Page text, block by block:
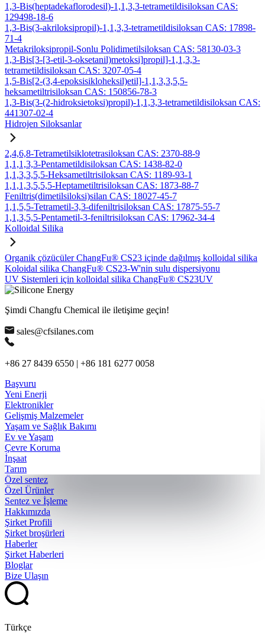
1,3-Bis(heptadekaflorodesil)-1,1,3,3-tetrametildisiloksan CAS:
129498-18-6
1,3-Bis(3-akriloksipropil)-1,1,3,3-tetrametildisiloksan CAS: 17898-
71-4
Metakriloksipropil-Sonlu Polidimetilsiloksan CAS: 58130-03-3
1,3-Bis[3-[3-etil-3-oksetanil)metoksi]propil]-1,1,3,3-
tetrametildisiloksan CAS: 3207-05-4
1,5-Bis[2-(3,4-epoksisikloheksil)etil]-1,1,3,3,5,5-
heksametiltrisiloksan CAS: 150856-78-3
1,3-Bis(3-(2-hidroksietoksi)propil)-1,1,3,3-tetrametildisiloksan CAS:
441307-02-4
Hidrojen Siloksanlar
2,4,6,8-Tetrametilsiklotetrasiloksan CAS: 2370-88-9
1,1,1,3,3-Pentametildisiloksan CAS: 1438-82-0
1,1,3,3,5,5-Heksametiltrisiloksan CAS: 1189-93-1
1,1,1,3,5,5,5-Heptametiltrisiloksan CAS: 1873-88-7
Feniltris(dimetilsiloksi)silan CAS: 18027-45-7
1,1,5,5-Tetrametil-3,3-difeniltrisiloksan CAS: 17875-55-7
1,1,3,5,5-Pentametil-3-feniltrisiloksan CAS: 17962-34-4
Kolloidal Silika
Organik çözücüler ChangFu® CS23 içinde dağılmış kolloidal silika
Koloidal silika ChangFu® CS23-W'nin sulu dispersiyonu
UV Sistemleri için kolloidal silika ChangFu® CS23UV
Şimdi Changfu Chemical ile iletişime geçin!
sales@cfsilanes.com
+86 27 8439 6550 | +86 181 6277 0058
Başvuru
Yeni Enerji
Elektronikler
Gelişmiş Malzemeler
Yaşam ve Sağlık Bakımı
Ev ve Yaşam
Çevre Koruma
İnşaat
Tarım
Özel sentez
Özel Ürünler
Sentez ve İşleme
Hakkımızda
Şirket Profili
Şirket broşürleri
Haberler
Şirket Haberleri
Bloglar
Bize Ulaşın
Türkçe